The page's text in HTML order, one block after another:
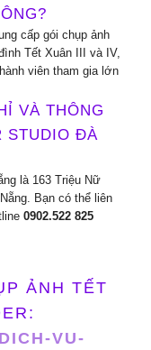
cấp gói chụp ảnh
Tết Xuân III và IV,
viên tham gia lớn
VÀ THÔNG
STUDIO ĐÀ
là 163 Triệu Nữ
Bạn có thể liên
0902.522 825
ẢNH TẾT
VU-